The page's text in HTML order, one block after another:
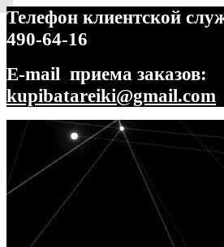
Телефон клиентской
490-64-16
E-mail приема заказов:
kupibatareiki@gmail.com
Перейти
навигации
Перейти
содержимому